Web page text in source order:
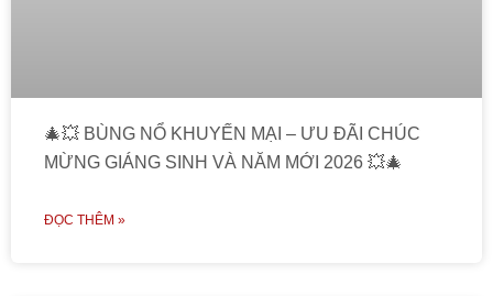
🎄💥 BÙNG NỔ KHUYẾN MẠI – ƯU ĐÃI CHÚC
MỪNG GIÁNG SINH VÀ NĂM MỚI 2026 💥🎄
ĐỌC THÊM »